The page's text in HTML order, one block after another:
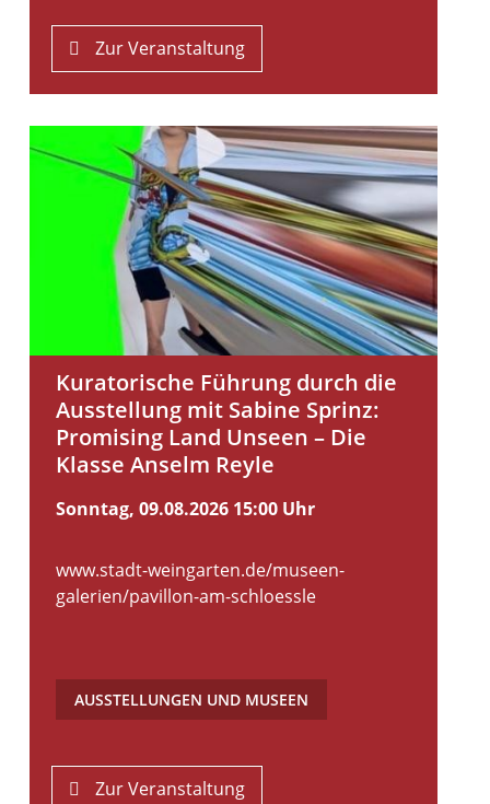
Zur Veranstaltung
Kuratorische Führung durch die
Ausstellung mit Sabine Sprinz:
Promising Land Unseen – Die
Klasse Anselm Reyle
Sonntag, 09.08.2026 15:00 Uhr
www.stadt-weingarten.de/museen-
galerien/pavillon-am-schloessle
AUSSTELLUNGEN UND MUSEEN
Zur Veranstaltung